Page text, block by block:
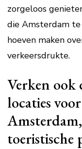
zorgeloos
die Amsterdam
hoeven maken
verkeersdrukte.
Verken ook
locaties
toeristische